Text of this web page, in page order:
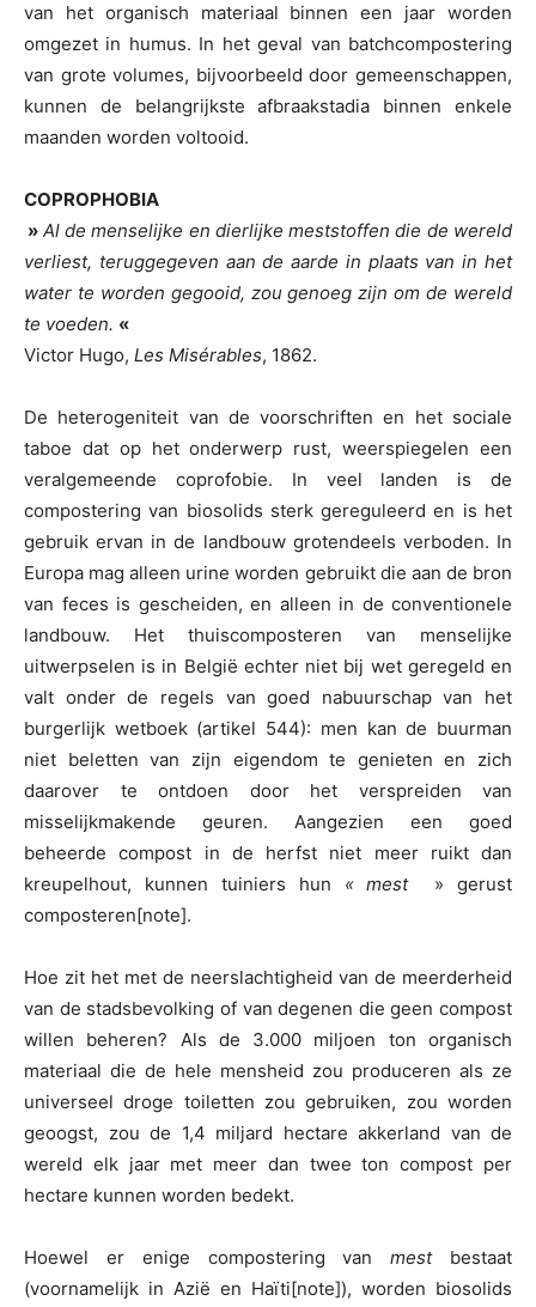
van het organisch materiaal binnen een jaar worden
omgezet in humus. In het geval van batchcompostering
van grote volumes, bijvoorbeeld door gemeenschappen,
kunnen de belangrijkste afbraakstadia binnen enkele
maanden worden voltooid.
COPROPHOBIA
» Al de menselijke en dierlijke meststoffen die de wereld
verliest, teruggegeven aan de aarde in plaats van in het
water te worden gegooid, zou genoeg zijn om de wereld
te voeden. «
Victor Hugo, Les Misérables, 1862.
De heterogeniteit van de voorschriften en het sociale
taboe dat op het onderwerp rust, weerspiegelen een
veralgemeende coprofobie. In veel landen is de
compostering van biosolids sterk gereguleerd en is het
gebruik ervan in de landbouw grotendeels verboden. In
Europa mag alleen urine worden gebruikt die aan de bron
van feces is gescheiden, en alleen in de conventionele
landbouw. Het thuiscomposteren van menselijke
uitwerpselen is in België echter niet bij wet geregeld en
valt onder de regels van goed nabuurschap van het
burgerlijk wetboek (artikel 544): men kan de buurman
niet beletten van zijn eigendom te genieten en zich
daarover te ontdoen door het verspreiden van
misselijkmakende geuren. Aangezien een goed
beheerde compost in de herfst niet meer ruikt dan
kreupelhout, kunnen tuiniers hun « mest
» gerust
composteren[note].
Hoe zit het met de neerslachtigheid van de meerderheid
van de stadsbevolking of van degenen die geen compost
willen beheren? Als de 3.000 miljoen ton organisch
materiaal die de hele mensheid zou produceren als ze
universeel droge toiletten zou gebruiken, zou worden
geoogst, zou de 1,4 miljard hectare akkerland van de
wereld elk jaar met meer dan twee ton compost per
hectare kunnen worden bedekt.
Hoewel er enige compostering vanmest bestaat
(voornamelijk in Azië en Haïti[note]), worden biosolids